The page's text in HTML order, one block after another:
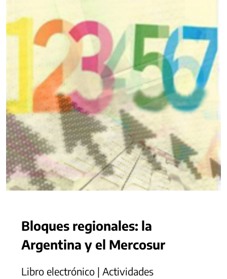
Bloques regionales: la
Argentina y el Mercosur
Libro electrónico | Actividades